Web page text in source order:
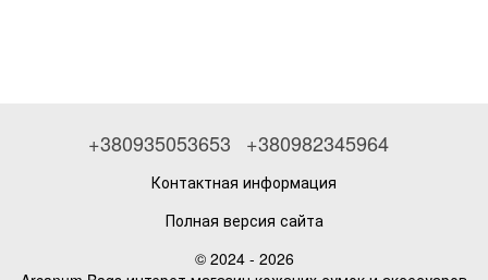
+380935053653 +380982345964
Контактная информация
Полная версия сайта
© 2024 - 2026